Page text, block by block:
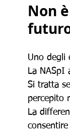
Non
Uno degli
La
Si tratta
percepito
La